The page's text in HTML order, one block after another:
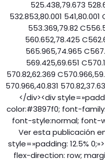
525.438,79.673
532.853,80.001
553.369,79.82
560.652,78.425
565.965,74.965
569.425,69.651
570.82,62.369
570.966,40.831
</div><div
color:#3897f0; font-
font-style:normal; font-
Ver esta publicación
style=»padding: 12.5%
flex-direction: row;